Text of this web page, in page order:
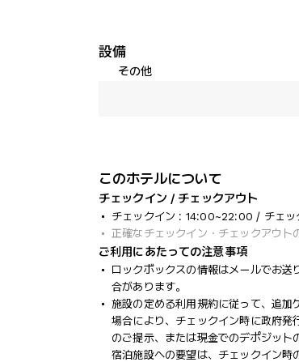
設備
その他
このホテルについて
チェックイン / チェックアウト
チェックイン : 14:00~22:00 / チェ
正確なチェックイン・チェックアウト
ご利用にあたっての注意事項
ロックボックスの情報はメールでお
合があります。
施設の定める利用規約に従って、追加
場合により、チェックイン時に政府
のご提示、または現金でのデポジット
宿泊施設への要望は、チェックイン時